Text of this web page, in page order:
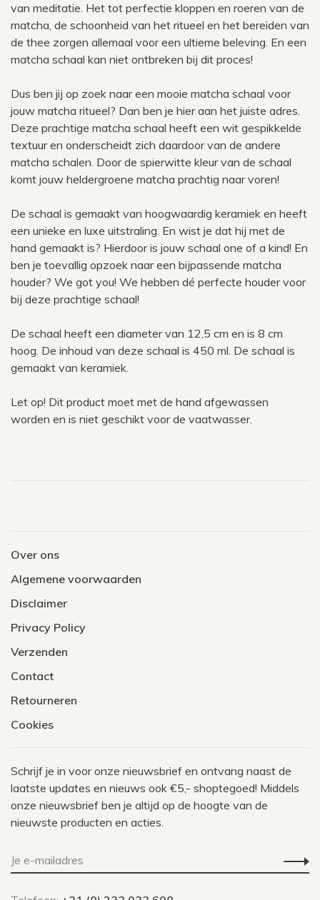
van meditatie. Het tot perfectie kloppen en roeren van de
matcha, de schoonheid van het ritueel en het bereiden van
de thee zorgen allemaal voor een ultieme beleving. En een
matcha schaal kan niet ontbreken bij dit proces!
Dus ben jij op zoek naar een mooie matcha schaal voor
jouw matcha ritueel? Dan ben je hier aan het juiste adres.
Deze prachtige matcha schaal heeft een wit gespikkelde
textuur en onderscheidt zich daardoor van de andere
matcha schalen. Door de spierwitte kleur van de schaal
komt jouw heldergroene matcha prachtig naar voren!
De schaal is gemaakt van hoogwaardig keramiek en heeft
een unieke en luxe uitstraling. En wist je dat hij met de
hand gemaakt is? Hierdoor is jouw schaal one of a kind! En
ben je toevallig opzoek naar een bijpassende matcha
houder? We got you! We hebben dé perfecte houder voor
bij deze prachtige schaal!
De schaal heeft een diameter van 12,5 cm en is 8 cm
hoog. De inhoud van deze schaal is 450 ml. De schaal is
gemaakt van keramiek.
Let op! Dit product moet met de hand afgewassen
worden en is niet geschikt voor de vaatwasser.
Over ons
Algemene voorwaarden
Disclaimer
Privacy Policy
Verzenden
Contact
Retourneren
Cookies
Schrijf je in voor onze nieuwsbrief en ontvang naast de
laatste updates en nieuws ook €5,- shoptegoed! Middels
onze nieuwsbrief ben je altijd op de hoogte van de
nieuwste producten en acties.